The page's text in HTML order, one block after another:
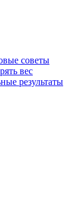
советы
вес
результаты